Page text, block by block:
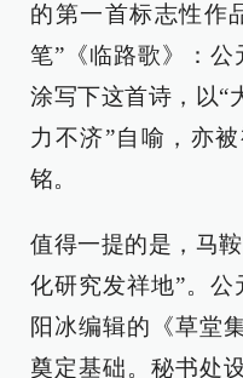
的第一首标志性作
笔”《临路歌》：公
涂写下这首诗，以“
力不济”自喻，亦
铭。
值得一提的是，马
化研究发祥地”。公
阳冰编辑的《草堂
奠定基础。秘书处